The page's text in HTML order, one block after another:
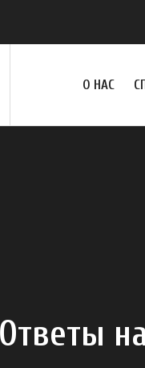
О НАС
Ответы